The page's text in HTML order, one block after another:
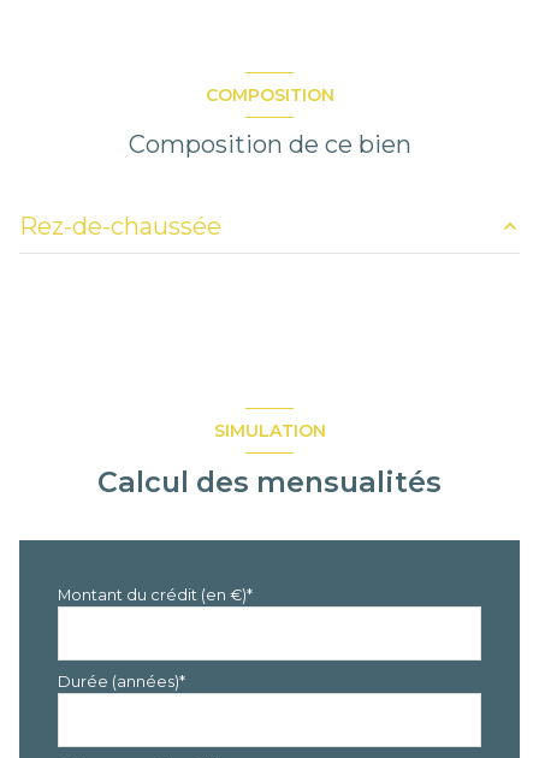
COMPOSITION
Composition de ce bien
Rez-de-chaussée
SIMULATION
Calcul des mensualités
Montant du crédit (en €)*
Durée (années)*